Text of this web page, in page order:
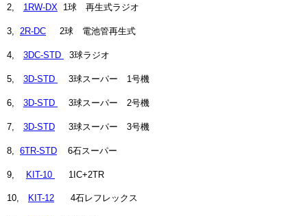
2, 1RW-DX 1球 再生式ラジオ
3, 2R-DC 2球 電池管再生式
4, 3DC-STD 3球ラジオ
5, 3D-STD 3球スーパー 1号機
6, 3D-STD 3球スーパー 2号機
7, 3D-STD 3球スーパー 3号機
8, 6TR-STD 6石スーパー
9, KIT-10 1IC+2TR
10, KIT-12 4石レフレックス